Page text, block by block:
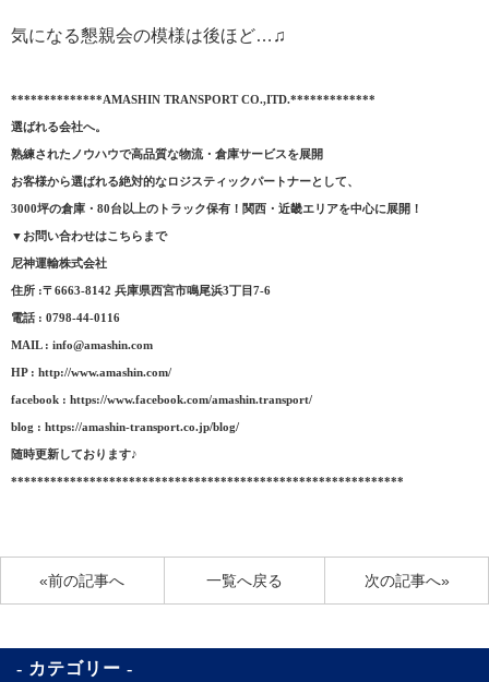
気になる懇親会の模様は後ほど… ♫
**************AMASHIN TRANSPORT CO.,ITD.*************
選ばれる会社へ。
熟練されたノウハウで高品質な物流・倉庫サービスを展開
お客様から選ばれる絶対的なロジスティックパートナーとして、
3000坪の倉庫・80台以上のトラック保有！関西・近畿エリアを中心に展開！
▼お問い合わせはこちらまで
尼神運輸株式会社
住所 :〒6663-8142 兵庫県西宮市鳴尾浜3丁目7-6
電話 : 0798-44-0116
MAIL : info@amashin.com
HP : http://www.amashin.com/
facebook : https://www.facebook.com/amashin.transport/
blog : https://amashin-transport.co.jp/blog/
随時更新しております♪
************************************************************
«前の記事へ 次の記事へ»
一覧へ戻る
カテゴリー